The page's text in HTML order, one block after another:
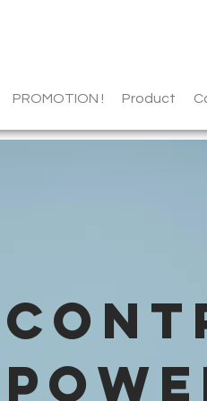
PROMOTION ! Product